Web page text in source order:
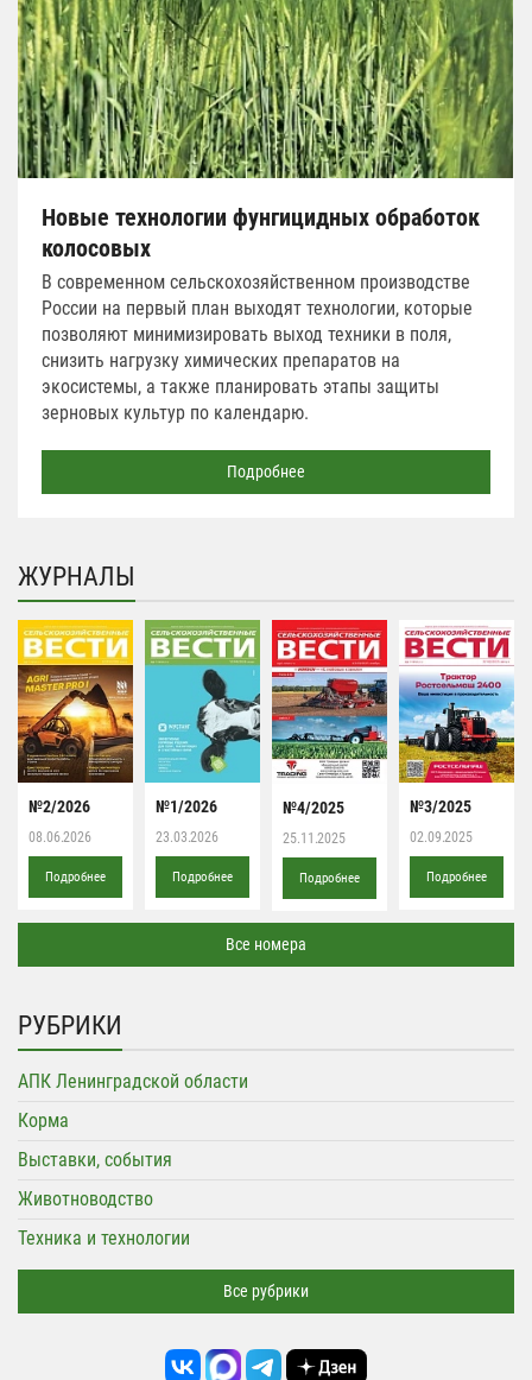
Новые технологии фунгицидных обработок
колосовых
В современном сельскохозяйственном производстве
России на первый план выходят технологии, которые
позволяют минимизировать выход техники в поля,
снизить нагрузку химических препаратов на
экосистемы, а также планировать этапы защиты
зерновых культур по календарю.
Подробнее
ЖУРНАЛЫ
№2/2026
08.06.2026
Подробнее
№1/2026
23.03.2026
Подробнее
№4/2025
25.11.2025
Подробнее
№3/2025
02.09.2025
Подробнее
Все номера
РУБРИКИ
АПК Ленинградской области
Корма
Выставки, события
Животноводство
Техника и технологии
Все рубрики